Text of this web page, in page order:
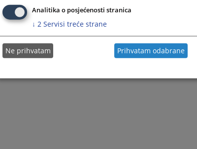
Analitika o posjećenosti stranica
↓ 2 Servisi treće strane
Ne prihvatam Prihvatam odabrane